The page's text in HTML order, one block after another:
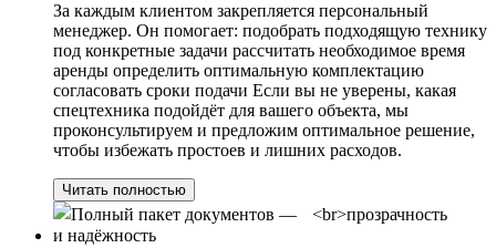
За каждым клиентом закрепляется персональный
менеджер. Он помогает: подобрать подходящую технику
под конкретные задачи рассчитать необходимое время
аренды определить оптимальную комплектацию
согласовать сроки подачи Если вы не уверены, какая
спецтехника подойдёт для вашего объекта, мы
проконсультируем и предложим оптимальное решение,
чтобы избежать простоев и лишних расходов.
Читать полностью